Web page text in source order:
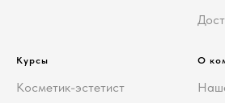
Курсы
Косметик-эстетист
О